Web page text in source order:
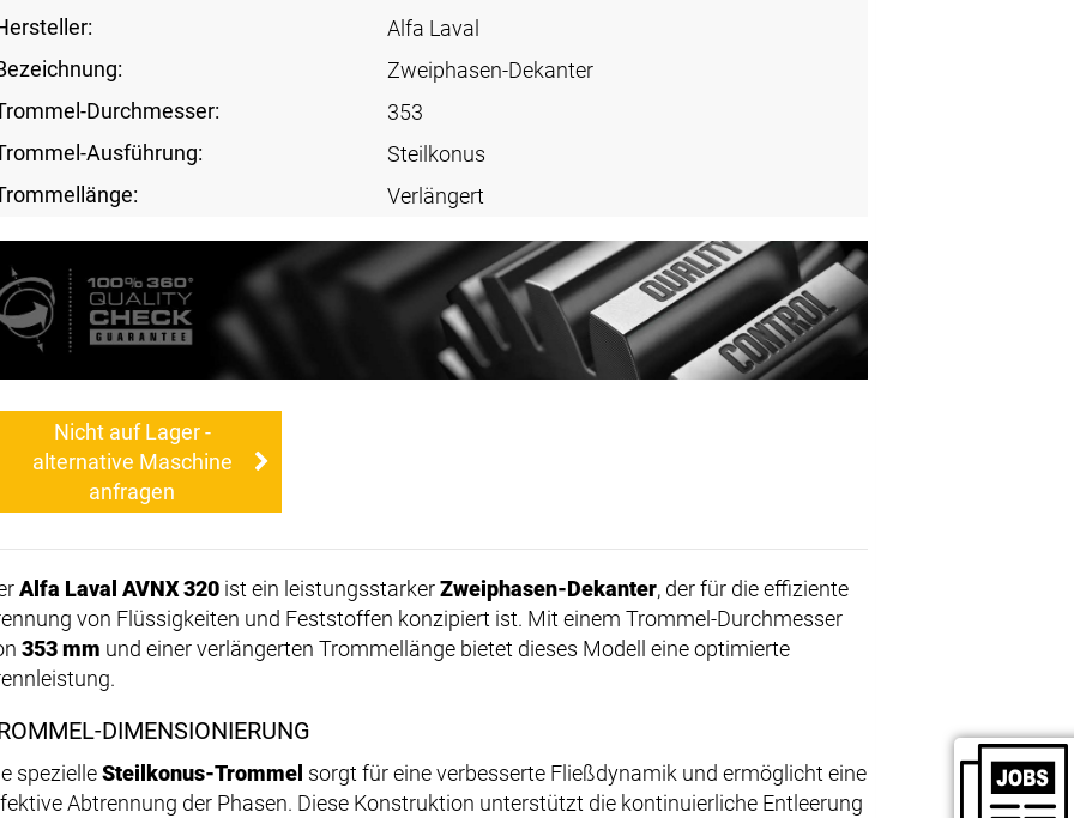
Alfa Laval
Zweiphasen-Dekanter
Durchmesser:
353
Ausführung:
Steilkonus
Verlängert
Nicht auf Lager -
alternative Maschine
anfragen
Alfa Laval AVNX 320 ist ein leistungsstarkerZweiphasen-Dekanter, der für die effiziente
von Flüssigkeiten und Feststoffen konzipiert ist. Mit einem Trommel-Durchmesser
353 mm und einer verlängerten Trommellänge bietet dieses Modell eine optimierte
DIMENSIONIERUNG
spezielleSteilkonus-Trommel sorgt für eine verbesserte Fließdynamik und ermöglicht eine
Abtrennung der Phasen. Diese Konstruktion unterstützt die kontinuierliche Entleerung